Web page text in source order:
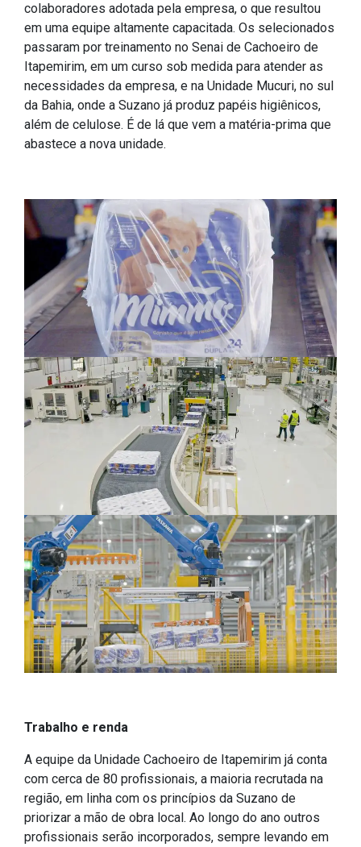
colaboradores adotada pela empresa, o que resultou
em uma equipe altamente capacitada. Os selecionados
passaram por treinamento no Senai de Cachoeiro de
Itapemirim, em um curso sob medida para atender as
necessidades da empresa, e na Unidade Mucuri, no sul
da Bahia, onde a Suzano já produz papéis higiênicos,
além de celulose. É de lá que vem a matéria-prima que
abastece a nova unidade.
Trabalho e renda
A equipe da Unidade Cachoeiro de Itapemirim já conta
com cerca de 80 profissionais, a maioria recrutada na
região, em linha com os princípios da Suzano de
priorizar a mão de obra local. Ao longo do ano outros
profissionais serão incorporados, sempre levando em